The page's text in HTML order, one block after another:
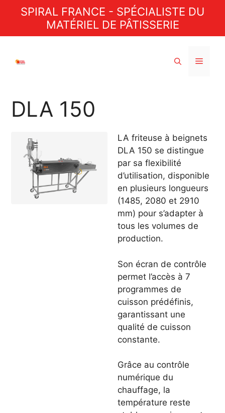
SPIRAL FRANCE - SPÉCIALISTE DU
MATÉRIEL DE PÂTISSERIE
Menu
DLA 150
LA friteuse à beignets
DLA 150 se distingue
par sa flexibilité
d’utilisation, disponible
en plusieurs longueurs
(1485, 2080 et 2910
mm) pour s’adapter à
tous les volumes de
production.
Son écran de contrôle
permet l’accès à 7
programmes de
cuisson prédéfinis,
garantissant une
qualité de cuisson
constante.
Grâce au contrôle
numérique du
chauffage, la
température reste